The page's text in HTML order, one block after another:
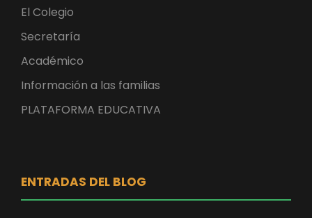
El Colegio
Secretaría
Académico
Información a las familias
PLATAFORMA EDUCATIVA
ENTRADAS DEL BLOG